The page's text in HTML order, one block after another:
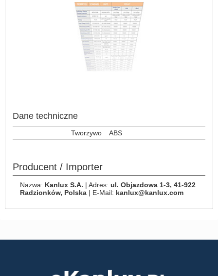
Dane techniczne
Tworzywo ABS
Producent / Importer
Nazwa: Kanlux S.A. | Adres: ul. Objazdowa 1-3, 41-922
Radzionków, Polska | E-Mail: kanlux@kanlux.com